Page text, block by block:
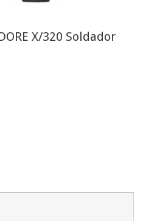
X/320 Soldador